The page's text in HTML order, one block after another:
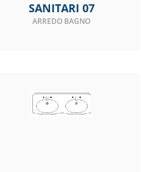
SANITARI 07
ARREDO BAGNO